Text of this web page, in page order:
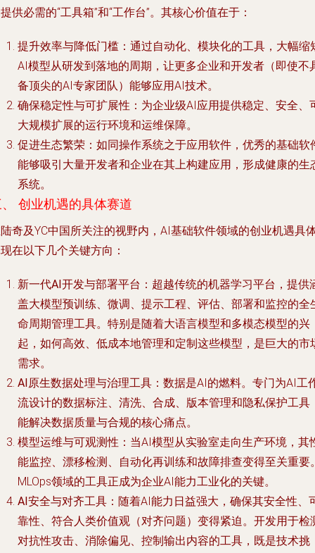
供必需的“工具箱”和“工作台”。其核心价值在于：
提升效率与降低门槛 ：通过自动化、模块化的工具，大幅缩
AI模型从研发到落地的周期，让更多企业和开发者（即使不
备顶尖的AI专家团队）能够应用AI技术。
确保稳定性与可扩展性 ：为企业级AI应用提供稳定、安全、
大规模扩展的运行环境和运维保障。
促进生态繁荣 ：如同操作系统之于应用软件，优秀的基础软
能够吸引大量开发者和企业在其上构建应用，形成健康的生
系统。
创业机遇的具体赛道
奇及YC中国所关注的视野内，AI基础软件领域的创业机遇具
在以下几个关键方向：
新一代AI开发与部署平台 ：超越传统的机器学习平台，提供
盖大模型预训练、微调、提示工程、评估、部署和监控的全
命周期管理工具。特别是随着大语言模型和多模态模型的兴
起，如何高效、低成本地管理和定制这些模型，是巨大的市
需求。
AI原生数据处理与治理工具 ：数据是AI的燃料。专门为AI工
流设计的数据标注、清洗、合成、版本管理和隐私保护工具
能解决数据质量与合规的核心痛点。
模型运维与可观测性 ：当AI模型从实验室走向生产环境，其
能监控、漂移检测、自动化再训练和故障排查变得至关重要
MLOps领域的工具正成为企业AI能力工业化的关键。
AI安全与对齐工具 ：随着AI能力日益强大，确保其安全性、
靠性、符合人类价值观（对齐问题）变得紧迫。开发用于检
对抗性攻击、消除偏见、控制输出内容的工具，既是技术挑